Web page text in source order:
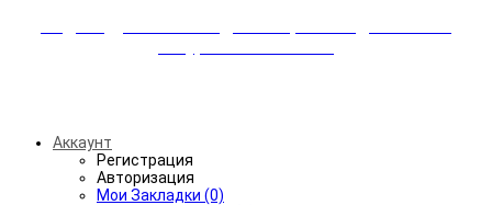
Аккаунт
Регистрация
Авторизация
Мои Закладки (0)